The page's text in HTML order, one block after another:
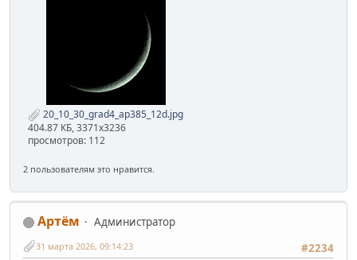
20_10_30_grad4_ap385_12d.jpg
404.87 КБ, 3371x3236
просмотров: 112
2 пользователям это нравится.
Артём
Администратор
#2234
31 марта 2026, 09:14:23